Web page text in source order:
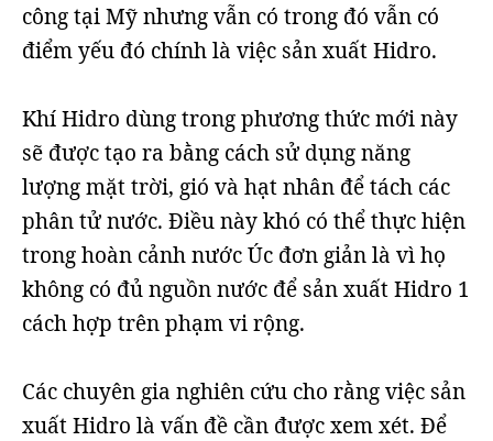
công tại Mỹ nhưng vẫn có trong đó vẫn có
điểm yếu đó chính là việc sản xuất Hidro.
Khí Hidro dùng trong phương thức mới này
sẽ được tạo ra bằng cách sử dụng năng
lượng mặt trời, gió và hạt nhân để tách các
phân tử nước. Điều này khó có thể thực hiện
trong hoàn cảnh nước Úc đơn giản là vì họ
không có đủ nguồn nước để sản xuất Hidro 1
cách hợp trên phạm vi rộng.
Các chuyên gia nghiên cứu cho rằng việc sản
xuất Hidro là vấn đề cần được xem xét. Để